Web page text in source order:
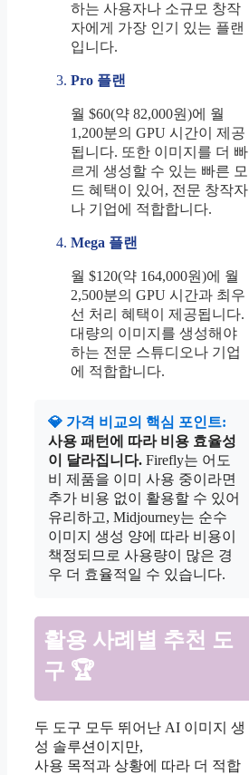
하는 사용자나 소규모 창작
자에게 가장 인기 있는 플랜
입니다.
Pro 플랜
월 $60(약 82,000원)에 월
1,200분의 GPU 시간이 제공
됩니다. 또한 이미지를 더 빠
르게 생성할 수 있는 빠른 모
드 혜택이 있어, 전문 창작자
나 기업에 적합합니다.
Mega 플랜
월 $120(약 164,000원)에 월
2,500분의 GPU 시간과 최우
선 처리 혜택이 제공됩니다.
대량의 이미지를 생성해야
하는 전문 스튜디오나 기업
에 적합합니다.
💎 가격 비교의 핵심 포인트:
사용 패턴에 따라 비용 효율성
이 달라집니다. Firefly는 어도
비 제품을 이미 사용 중이라면
추가 비용 없이 활용할 수 있어
유리하고, Midjourney는 순수
이미지 생성 양에 따라 비용이
책정되므로 사용량이 많은 경
우 더 효율적일 수 있습니다.
활용 사례별 추천 도
구 🏆
두 도구 모두 뛰어난 AI 이미지 생
성 솔루션이지만,
사용 목적과 상황에 따라 더 적합